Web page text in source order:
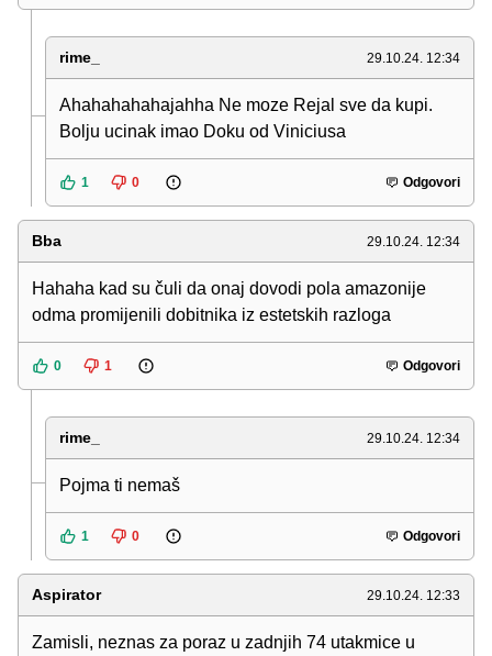
rime_ 29.10.24. 12:34
Ahahahahahajahha Ne moze Rejal sve da kupi.
Bolju ucinak imao Doku od Viniciusa
1 0 Odgovori
Bba 29.10.24. 12:34
Hahaha kad su čuli da onaj dovodi pola amazonije
odma promijenili dobitnika iz estetskih razloga
0 1 Odgovori
rime_ 29.10.24. 12:34
Pojma ti nemaš
1 0 Odgovori
Aspirator 29.10.24. 12:33
Zamisli, neznas za poraz u zadnjih 74 utakmice u